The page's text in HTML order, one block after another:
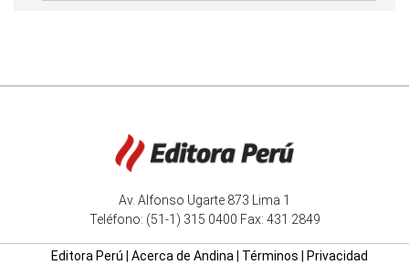
Av. Alfonso Ugarte 873 Lima 1
Teléfono: (51-1) 315 0400 Fax: 431 2849
Editora Perú Acerca de Andina Términos Privacidad